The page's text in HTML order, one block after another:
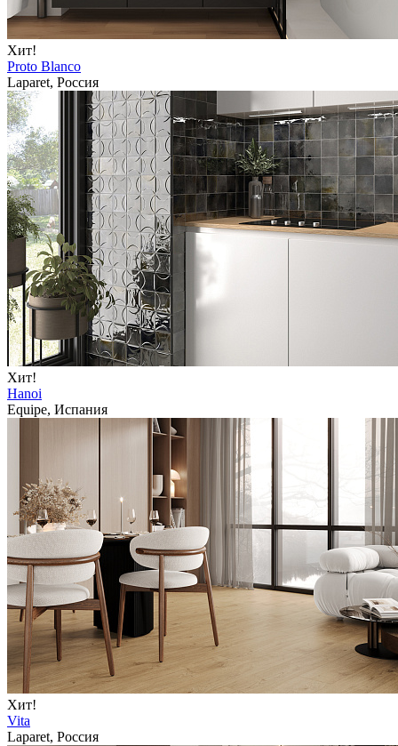
Хит!
Proto Blanco
Laparet, Россия
Хит!
Hanoi
Equipe, Испания
Хит!
Vita
Laparet, Россия